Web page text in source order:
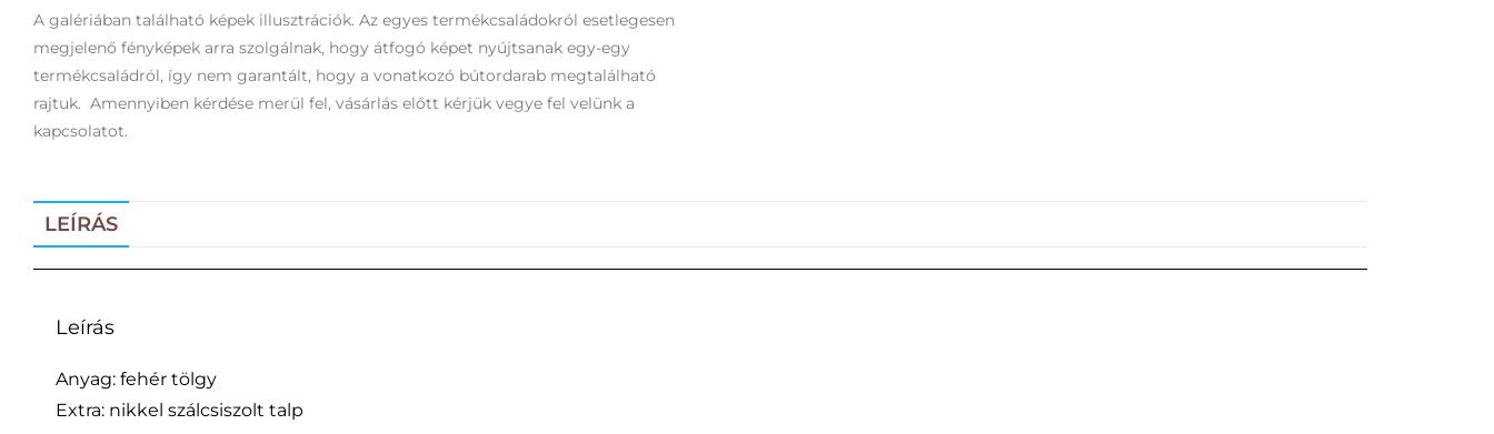
A galériában található képek illusztrációk. Az egyes termékcsaládokról esetlegesen
megjelenő fényképek arra szolgálnak, hogy átfogó képet nyújtsanak egy-egy
termékcsaládról, így nem garantált, hogy a vonatkozó bútordarab megtalálható
rajtuk. Amennyiben kérdése merül fel, vásárlás előtt kérjük vegye fel velünk a
kapcsolatot.
LEÍRÁS
Leírás
Anyag: fehér tölgy
Extra: nikkel szálcsiszolt talp